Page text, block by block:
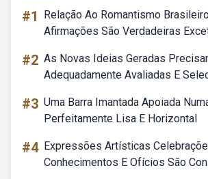
#1
Relação Ao Romantismo
Afirmações São Verdadeiras
#2 As Novas Ideias Geradas
Adequadamente Avaliadas E
#3 Uma Barra Imantada Apoiada
Perfeitamente Lisa E Horizontal
#4 Expressões Artísticas
Conhecimentos E Ofícios São